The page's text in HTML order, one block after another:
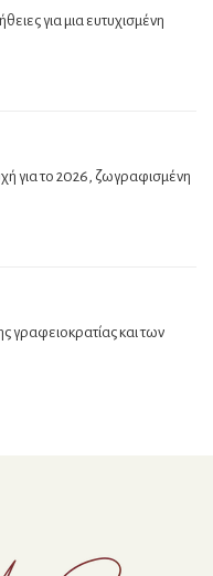
για μια ευτυχισμένη
για το 2026, ζωγραφισμένη
γραφειοκρατίας και των